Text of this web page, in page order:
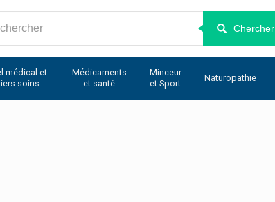
Chercher
médical et
soins
Médicaments
et santé
Minceur
et Sport
Naturopathie